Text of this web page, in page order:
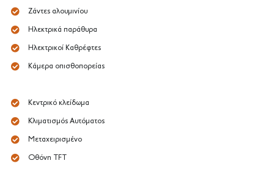
Ζάντες αλουμινίου
Ηλεκτρικά παράθυρα
Ηλεκτρικοί Καθρέφτες
Κάμερα οπισθοπορείας
Κεντρικό κλείδωμα
Κλιματισμός Αυτόματος
Μεταχειρισμένο
Οθόνη TFT